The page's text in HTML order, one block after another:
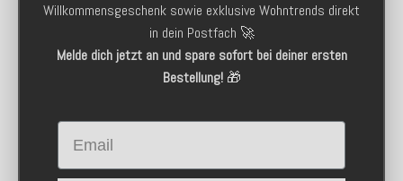
Willkommensgeschenk sowie exklusive Wohntrends direkt
in dein Postfach 🚀
Melde dich jetzt an und spare sofort bei deiner ersten
Bestellung!🎁
Email